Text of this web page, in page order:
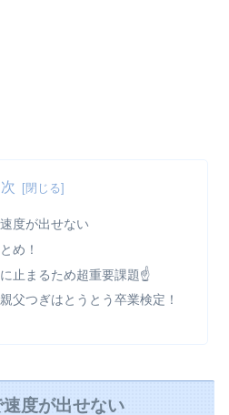
度が出せない
め！
止まるため超重要課題☝️
父つぎはとうとう卒業検定！
度が出せない